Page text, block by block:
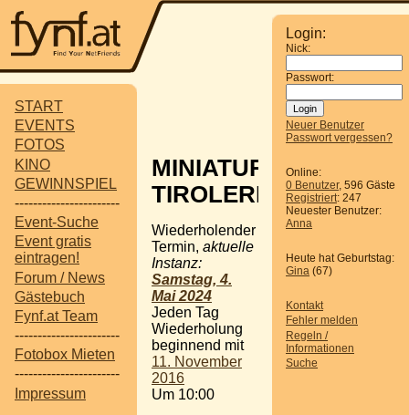
START
EVENTS
FOTOS
KINO
GEWINNSPIEL
-----------------------
Event-Suche
Event gratis
eintragen!
Forum / News
Gästebuch
Fynf.at Team
-----------------------
Fotobox Mieten
-----------------------
Impressum
Login:
Nick:
Passwort:
Neuer Benutzer
Passwort vergessen?
Online:
0 Benutzer, 596 Gäste
Registriert: 247
Neuester Benutzer:
Anna
Heute hat Geburtstag:
Gina (67)
Kontakt
Fehler melden
Regeln /
Informationen
Suche
MINIATUR
TIROLERLAND
Wiederholender
Termin, aktuelle
Instanz:
Samstag, 4.
Mai 2024
Jeden Tag
Wiederholung
beginnend mit
11. November
2016
Um 10:00